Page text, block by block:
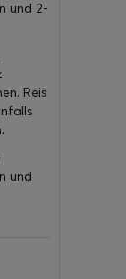
und 2-
Reis
und